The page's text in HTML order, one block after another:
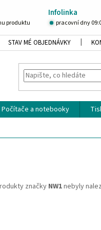
Infolinka
produktu pracovní dny
STAV MÉ OBJEDNÁVKY
Počítače a notebooky
značky NW1nebyly